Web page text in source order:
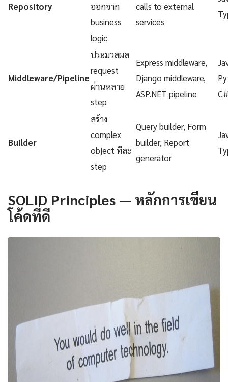
Repository
ออกจาก
business
logic
calls to external
services
Middleware/Pipeline
ประมวลผล
request
ผ่านหลาย
step
Express middleware,
Django middleware,
ASP.NET pipeline
Builder
สร้าง
complex
object ทีละ
step
Query builder, Form
builder, Report
generator
SOLID Principles — หลักการเขียน
โค้ดที่ดี